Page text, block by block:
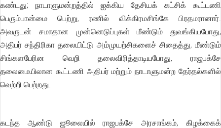
கண்டது; நாடாளுமன்றத்தில் ஐக்கிய தேசியக் கட்சிக் கூட்டணி
பெரும்பான்மை பெற்று, ரணில் விக்கிரமசிங்கே பிரதமரானார்.
அவருடன் சமாதான முன்னெடுப்புகள் மீண்டும் துவங்கியபோது,
அதிபர் சந்திரிகா தலையிட்டு அம்முயற்சிகளைச் சிதைத்து, மீண்டும்
சிங்களபேரின வெறி தலைவிரித்தாடியபோது, ராஜபக்சே
தலைமையிலான கூட்டணி அதிபர் மற்றும் நாடாளுமன்ற தேர்தல்களில்
வெற்றி பெற்றது.
கடந்த ஆண்டு ஜூலையில் ராஜபக்சே அரசாங்கம், கிழக்கைக்